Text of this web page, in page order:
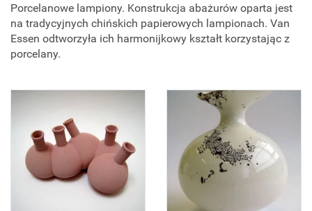
Porcelanowe lampiony. Konstrukcja abażurów oparta jest
na tradycyjnych chińskich papierowych lampionach. Van
Essen odtworzyła ich harmonijkowy kształt korzystając z
porcelany.